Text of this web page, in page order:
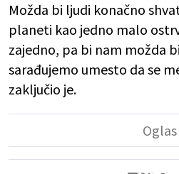
Možda bi ljudi konačno
planeti kao jedno malo
zajedno, pa bi nam možda
sarađujemo umesto da se
zaključio je.